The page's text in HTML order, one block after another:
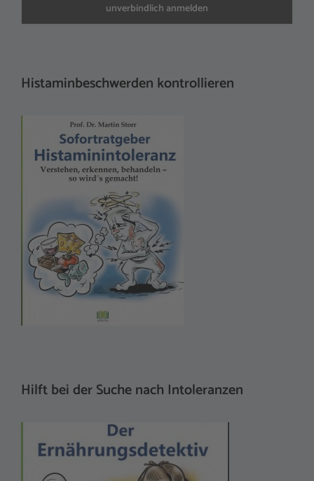
Histaminbeschwerden kontrollieren
Hilft bei der Suche nach Intoleranzen